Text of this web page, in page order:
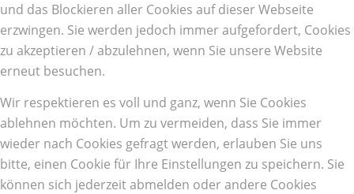
und das Blockieren aller Cookies auf dieser Webseite
erzwingen. Sie werden jedoch immer aufgefordert, Cookies
zu akzeptieren / abzulehnen, wenn Sie unsere Website
erneut besuchen.
Wir respektieren es voll und ganz, wenn Sie Cookies
ablehnen möchten. Um zu vermeiden, dass Sie immer
wieder nach Cookies gefragt werden, erlauben Sie uns
bitte, einen Cookie für Ihre Einstellungen zu speichern. Sie
können sich jederzeit abmelden oder andere Cookies